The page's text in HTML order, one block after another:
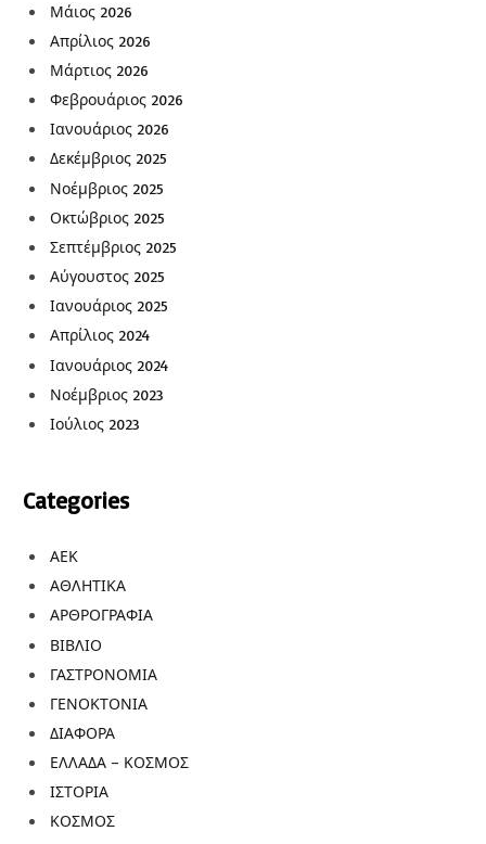
Μάιος 2026
Απρίλιος 2026
Μάρτιος 2026
Φεβρουάριος 2026
Ιανουάριος 2026
Δεκέμβριος 2025
Νοέμβριος 2025
Οκτώβριος 2025
Σεπτέμβριος 2025
Αύγουστος 2025
Ιανουάριος 2025
Απρίλιος 2024
Ιανουάριος 2024
Νοέμβριος 2023
Ιούλιος 2023
Categories
ΑΕΚ
ΑΘΛΗΤΙΚΑ
ΑΡΘΡΟΓΡΑΦΙΑ
ΒΙΒΛΙΟ
ΓΑΣΤΡΟΝΟΜΙΑ
ΓΕΝΟΚΤΟΝΙΑ
ΔΙΑΦΟΡΑ
ΕΛΛΑΔΑ – ΚΟΣΜΟΣ
ΙΣΤΟΡΙΑ
ΚΟΣΜΟΣ